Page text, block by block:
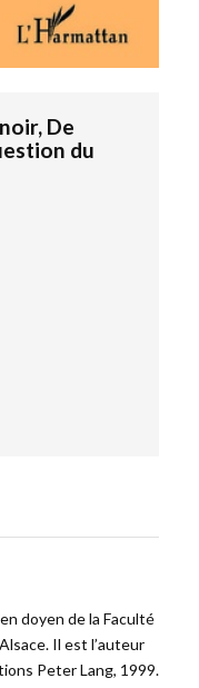
De
du
doyen de la Faculté
Il est l’auteur
Peter Lang, 1999.